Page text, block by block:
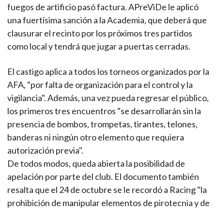
fuegos de artificio pasó factura. APreViDe le aplicó
una fuertísima sanción a la Academia, que deberá que
clausurar el recinto por los próximos tres partidos
como local y tendrá que jugar a puertas cerradas.
El castigo aplica a todos los torneos organizados por la
AFA, "por falta de organización para el control y la
vigilancia". Además, una vez pueda regresar el público,
los primeros tres encuentros "se desarrollarán sin la
presencia de bombos, trompetas, tirantes, telones,
banderas ni ningún otro elemento que requiera
autorización previa".
De todos modos, queda abierta la posibilidad de
apelación por parte del club. El documento también
resalta que el 24 de octubre se le recordó a Racing "la
prohibición de manipular elementos de pirotecnia y de